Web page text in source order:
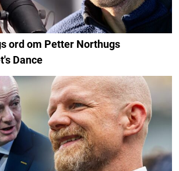
ord om Petter Northugs
Dance